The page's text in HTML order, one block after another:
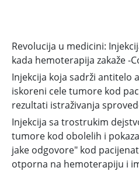
Revolucija u medicini:
kada hemoterapija zakaže -
Injekcija koja sadrži antitelo
iskoreni cele tumore kod
rezultati istraživanja
Injekcija sa trostrukim
tumore kod obolelih i
jake odgovore" kod
otporna na hemoterapiju i